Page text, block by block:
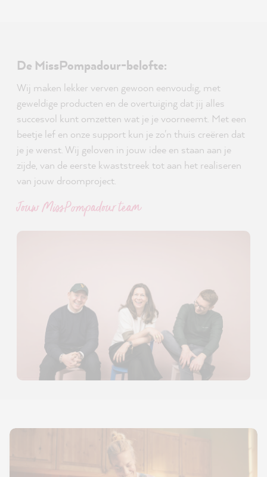
De MissPompadour-belofte:
Wij maken lekker verven gewoon eenvoudig, met
geweldige producten en de overtuiging dat jij alles
succesvol kunt omzetten wat je je voorneemt. Met een
beetje lef en onze support kun je zo'n thuis creëren dat
je je wenst. Wij geloven in jouw idee en staan aan je
zijde, van de eerste kwaststreek tot aan het realiseren
van jouw droomproject.
Jouw MissPompadour team